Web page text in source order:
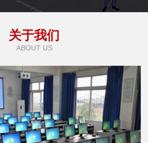
关于我们
ABOUT US